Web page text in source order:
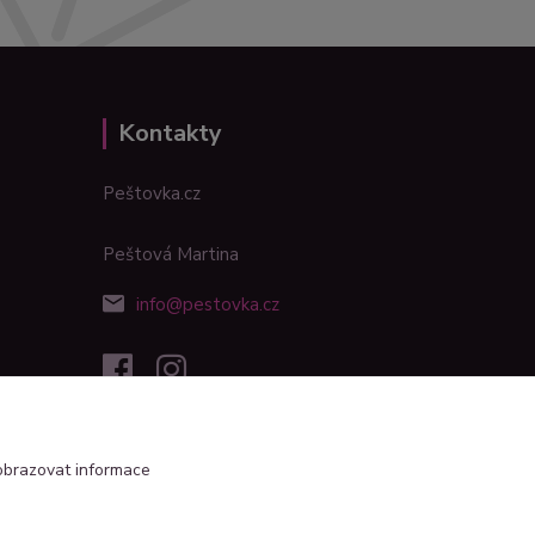
Kontakty
Peštovka.cz
Peštová Martina
info@pestovka.cz
informace